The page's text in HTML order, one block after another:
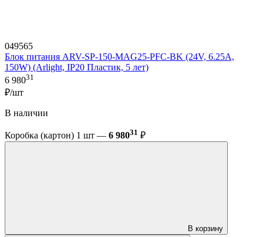
049565
Блок питания ARV-SP-150-MAG25-PFC-BK (24V, 6.25A,
150W) (Arlight, IP20 Пластик, 5 лет)
6 98031
₽/шт
В наличии
Коробка (картон) 1 шт — 6 98031 ₽
В корзину